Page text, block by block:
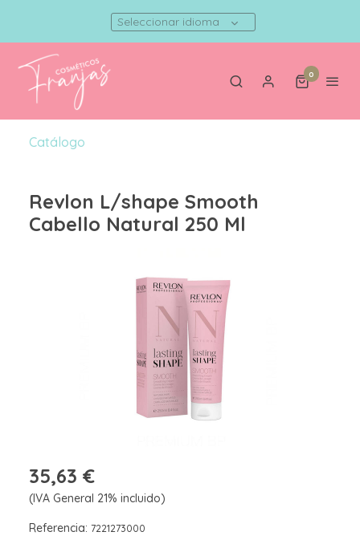
Seleccionar idioma
0
Catálogo
Revlon L/shape Smooth
Cabello Natural 250 Ml
35,63 €
(IVA General 21% incluido)
Referencia: 7221273000